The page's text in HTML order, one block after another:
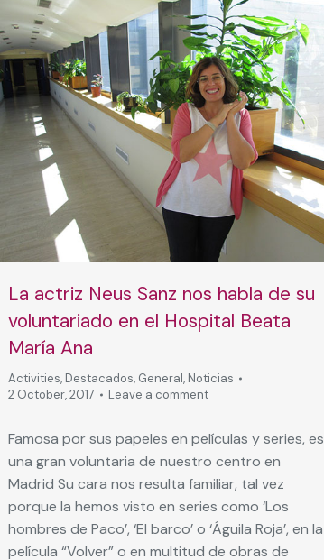
La actriz Neus Sanz nos habla de su
voluntariado en el Hospital Beata
María Ana
Activities, Destacados, General, Noticias
2 October, 2017
Leave a comment
Famosa por sus papeles en películas y series, es
una gran voluntaria de nuestro centro en
Madrid Su cara nos resulta familiar, tal vez
porque la hemos visto en series como ‘Los
hombres de Paco’, ‘El barco’ o ‘Águila Roja’, en la
película “Volver” o en multitud de obras de